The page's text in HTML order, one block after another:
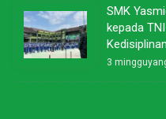
SMK
kepada
Kedisiplinan
3